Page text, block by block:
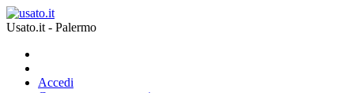
Usato.it - Palermo
Accedi